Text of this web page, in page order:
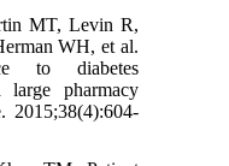
MT, Levin R,
WH, et al.
to diabetes
large pharmacy
2015;38(4):604-